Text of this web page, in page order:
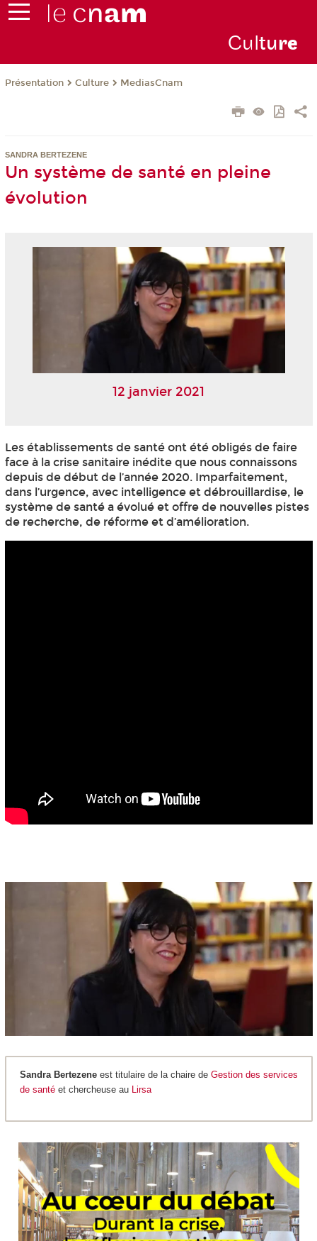
Culture
Présentation Culture MediasCnam
SANDRA BERTEZENE
Un système de santé en pleine
évolution
12 janvier 2021
Les établissements de santé ont été obligés de faire
face à la crise sanitaire inédite que nous connaissons
depuis de début de l’année 2020. Imparfaitement,
dans l’urgence, avec intelligence et débrouillardise, le
système de santé a évolué et offre de nouvelles pistes
de recherche, de réforme et d’amélioration.
Sandra Bertezene est titulaire de la chaire de Gestion des services
de santéet chercheuse au Lirsa